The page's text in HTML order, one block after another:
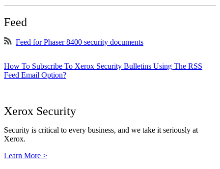
Feed
Feed for Phaser 8400 security documents
How To Subscribe To Xerox Security Bulletins Using The RSS
Feed Email Option?
Xerox Security
Security is critical to every business, and we take it seriously at
Xerox.
Learn More >